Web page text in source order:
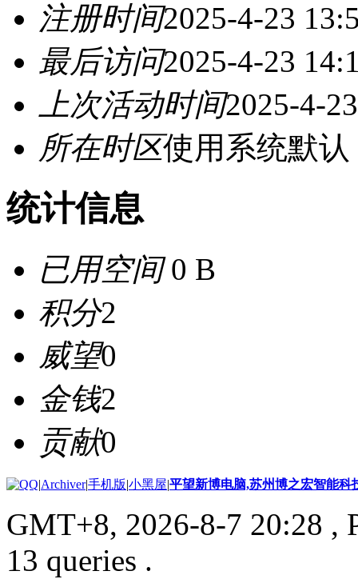
注册时间2025-4-23
最后访问2025-4-23
上次活动时间2025-4-
所在时区使用系统默认
统计信息
已用空间0 B
积分2
威望0
金钱2
贡献0
|Archiver|手机版|小黑屋|平望新博电脑,苏州博之宏智能科
GMT+8, 2026-8-7 20:28 ,
13 queries .